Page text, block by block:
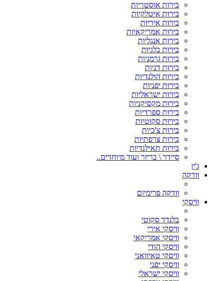
בירות אוסטריות
בירות איטלקיות
בירות איריות
בירות אמריקאיות
בירות אנגליות
בירות בלגיות
בירות גרמניות
בירות דניות
בירות הולנדיות
בירות יפניות
בירות ישראליות
בירות מקסיקניות
בירות ספרדיות
בירות סקוטיות
בירות צ'כיות
בירות צרפתיות
בירות תאילנדיות
סיידר \ בריזר ועוד מיוחדים..
ג'ין
וודקה
וודקה פרימיום
וויסקי
בלנדד סקוטי
וויסקי אירי
וויסקי אמריקאי
וויסקי הודי
וויסקי טאיוואני
וויסקי יפני
וויסקי ישראלי